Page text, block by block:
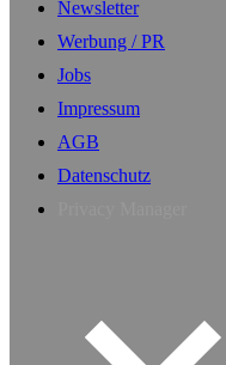
Newsletter
Werbung / PR
Jobs
Impressum
AGB
Datenschutz